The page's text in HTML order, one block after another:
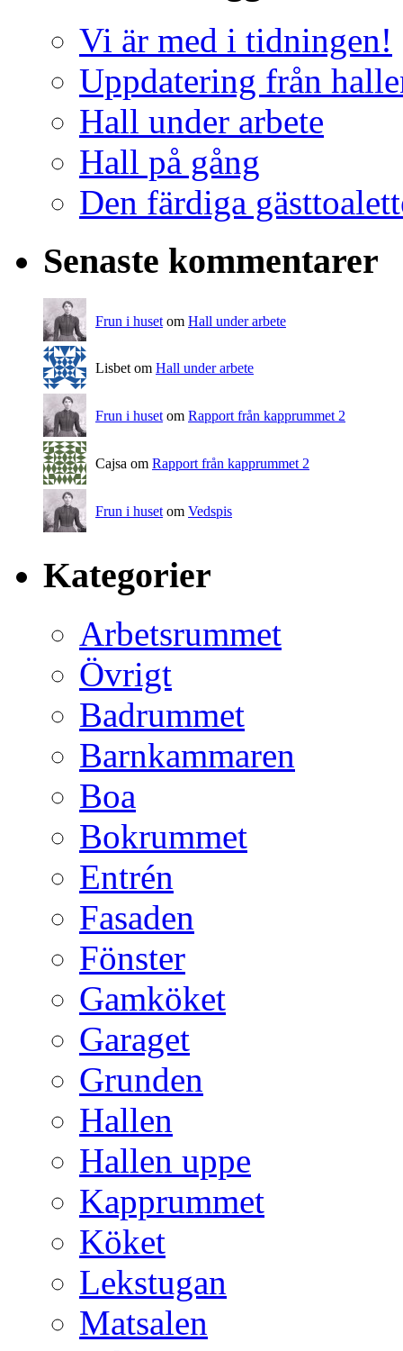
Vi är med i tidningen!
Uppdatering från
Hall under arbete
Hall på gång
Den färdiga
Senaste kommentarer
Frun i huset om Hall under arbete
Lisbet om Hall under arbete
Frun i huset om Rapport från kapprummet 2
Cajsa om Rapport från kapprummet 2
Frun i huset om Vedspis
Kategorier
Arbetsrummet
Övrigt
Badrummet
Barnkammaren
Boa
Bokrummet
Entrén
Fasaden
Fönster
Gamköket
Garaget
Grunden
Hallen
Hallen uppe
Kapprummet
Köket
Lekstugan
Matsalen